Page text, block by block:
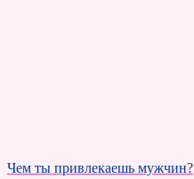
Чем ты привлекаешь мужчин?